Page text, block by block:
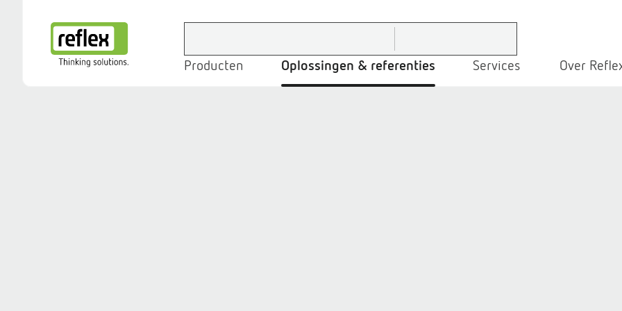
Producten Oplossingen & referenties Services Over